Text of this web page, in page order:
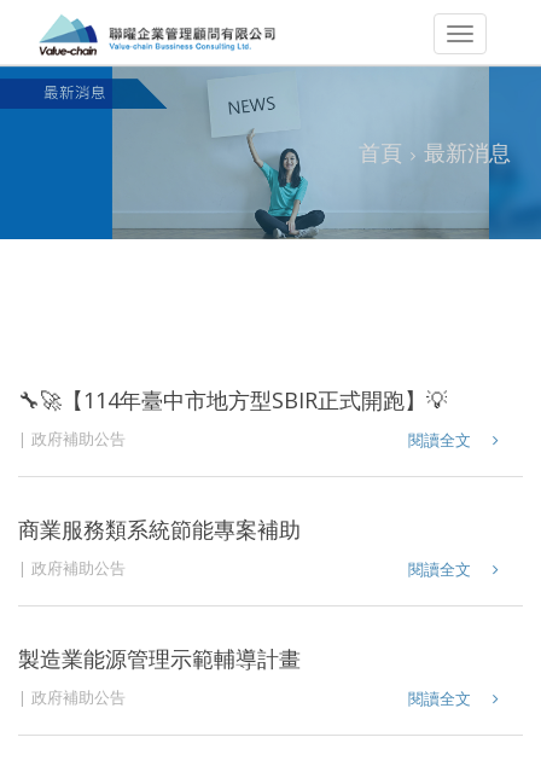
首頁 最新消息
🔧🚀【114年臺中市地方型SBIR正式開跑】💡💰
政府補助公告 閱讀全文
商業服務類系統節能專案補助
政府補助公告 閱讀全文
製造業能源管理示範輔導計畫
政府補助公告 閱讀全文